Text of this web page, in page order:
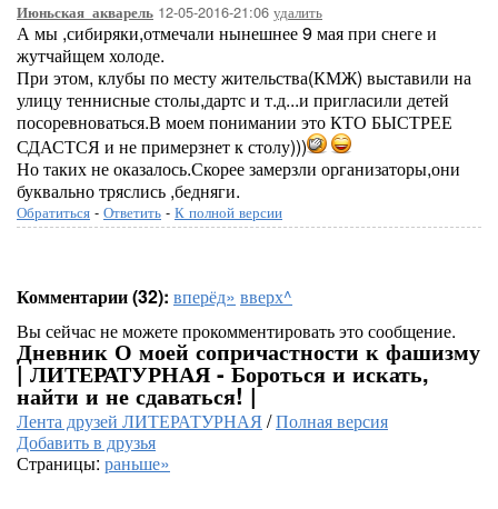
Июньская_акварель 12-05-2016-21:06 удалить
А мы ,сибиряки,отмечали нынешнее 9 мая при снеге и
жутчайщем холоде.
При этом, клубы по месту жительства(КМЖ) выставили на
улицу теннисные столы,дартс и т.д...и пригласили детей
посоревноваться.В моем понимании это КТО БЫСТРЕЕ
СДАСТСЯ и не примерзнет к столу)))
Но таких не оказалось.Скорее замерзли организаторы,они
буквально тряслись ,бедняги.
Обратиться - Ответить - К полной версии
Комментарии (32): вперёд» вверх^
Вы сейчас не можете прокомментировать это сообщение.
Дневник О моей сопричастности к фашизму
| ЛИТЕРАТУРНАЯ - Бороться и искать,
найти и не сдаваться! |
Лента друзей ЛИТЕРАТУРНАЯ /Полная версия
Добавить в друзья
Страницы: раньше»